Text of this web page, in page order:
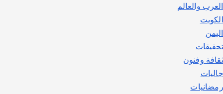
العرب والعالم
الكويت
اليمن
تحقيقات
ثقافة وفنون
جاليات
رمضانيات